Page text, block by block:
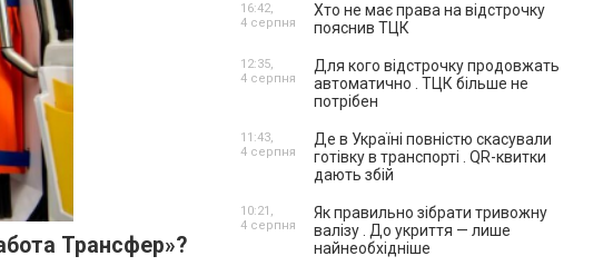
Трансфер»?
Хто не має права на відстрочку
пояснив ТЦК
16:42,
4 серпня
Для кого відстрочку продовжать
автоматично . ТЦК більше не
потрібен
12:35,
4 серпня
Де в Україні повністю скасували
готівку в транспорті . QR-квитки
дають збій
11:43,
4 серпня
Як правильно зібрати тривожну
валізу . До укриття — лише
найнеобхідніше
10:21,
4 серпня